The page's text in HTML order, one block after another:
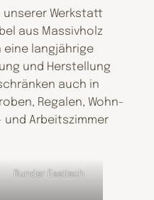
unserer Werkstatt
aus Massivholz
eine langjährige
und Herstellung
auch in
Regalen, Wohn-
und Arbeitszimmer
Runder Esstisch